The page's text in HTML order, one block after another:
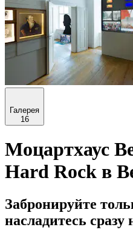
Галерея
16
Моцартхаус
Hard Rock в
Забронируйте
насладитесь